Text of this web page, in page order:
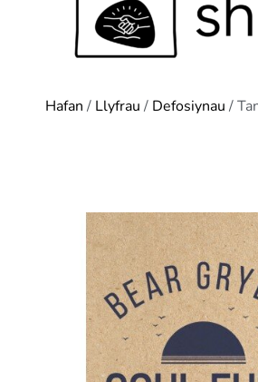
Hafan / Llyfrau / Defosiynau /